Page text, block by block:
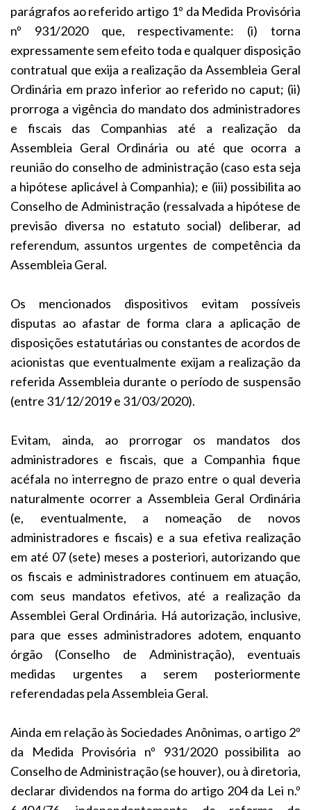
parágrafos ao referido artigo 1º da Medida Provisória
nº 931/2020 que, respectivamente: (i) torna
expressamente sem efeito toda e qualquer disposição
contratual que exija a realização da Assembleia Geral
Ordinária em prazo inferior ao referido no caput; (ii)
prorroga a vigência do mandato dos administradores
e fiscais das Companhias até a realização da
Assembleia Geral Ordinária ou até que ocorra a
reunião do conselho de administração (caso esta seja
a hipótese aplicável à Companhia); e (iii) possibilita ao
Conselho de Administração (ressalvada a hipótese de
previsão diversa no estatuto social) deliberar, ad
referendum, assuntos urgentes de competência da
Assembleia Geral.
Os mencionados dispositivos evitam possíveis
disputas ao afastar de forma clara a aplicação de
disposições estatutárias ou constantes de acordos de
acionistas que eventualmente exijam a realização da
referida Assembleia durante o período de suspensão
(entre 31/12/2019 e 31/03/2020).
Evitam, ainda, ao prorrogar os mandatos dos
administradores e fiscais, que a Companhia fique
acéfala no interregno de prazo entre o qual deveria
naturalmente ocorrer a Assembleia Geral Ordinária
(e, eventualmente, a nomeação de novos
administradores e fiscais) e a sua efetiva realização
em até 07 (sete) meses a posteriori, autorizando que
os fiscais e administradores continuem em atuação,
com seus mandatos efetivos, até a realização da
Assemblei Geral Ordinária. Há autorização, inclusive,
para que esses administradores adotem, enquanto
órgão (Conselho de Administração), eventuais
medidas urgentes a serem posteriormente
referendadas pela Assembleia Geral.
Ainda em relação às Sociedades Anônimas, o artigo 2º
da Medida Provisória nº 931/2020 possibilita ao
Conselho de Administração (se houver), ou à diretoria,
declarar dividendos na forma do artigo 204 da Lei n.º